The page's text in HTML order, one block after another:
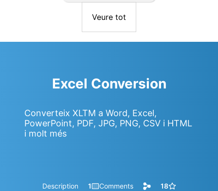
Veure tot
Excel Conversion
Converteix XLTM a Word, Excel,
PowerPoint, PDF, JPG, PNG, CSV i HTML
i molt més
Description 1 Comments
18